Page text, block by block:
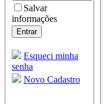
Salvar
informações
Esqueci minha
senha
Novo Cadastro